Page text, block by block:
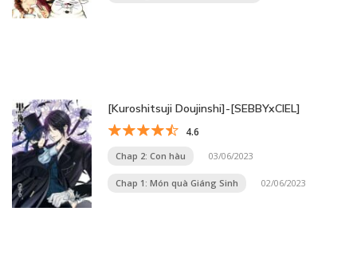
[Kuroshitsuji Doujinshi]-[SEBBYxCIEL]
4.6
Chap 2: Con hàu 03/06/2023
Chap 1: Món quà Giáng Sinh 02/06/2023